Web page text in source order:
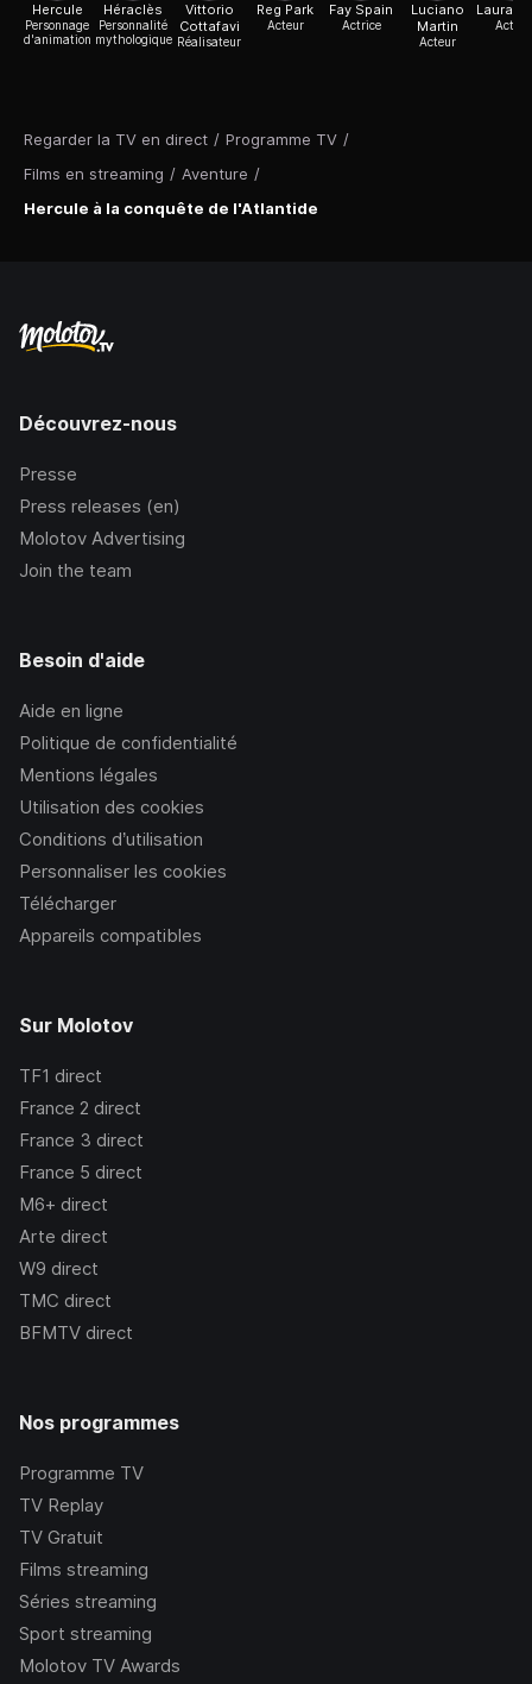
Regarder la TV en direct / Programme TV /
Films en streaming / Aventure /
Hercule à la conquête de l'Atlantide
Hercule
Personnage
d'animation
Héraclès
Personnalité
mythologique
Vittorio
Cottafavi
Réalisateur
Reg Park
Acteur
Fay Spain
Actrice
Luciano
Martin
Acteur
Laura
Acteur
Découvrez-nous
Presse
Press releases (en)
Molotov Advertising
Join the team
Besoin d'aide
Aide en ligne
Politique de confidentialité
Mentions légales
Utilisation des cookies
Conditions d’utilisation
Personnaliser les cookies
Télécharger
Appareils compatibles
Sur Molotov
TF1 direct
France 2 direct
France 3 direct
France 5 direct
M6+ direct
Arte direct
W9 direct
TMC direct
BFMTV direct
Nos programmes
Programme TV
TV Replay
TV Gratuit
Films streaming
Séries streaming
Sport streaming
Molotov TV Awards